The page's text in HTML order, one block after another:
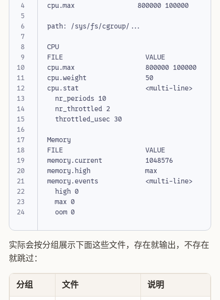
4
5
6
7
8
9
10
11
12
14
15
16
17
18
19
20
21
22
24
实际会按分组展示下面这些文件，存在就输出，不存在
就跳过：
分组 文件 说明